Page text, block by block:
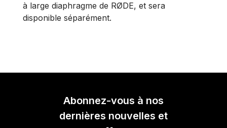
à large diaphragme de RØDE, et sera
disponible séparément.
Abonnez-vous à nos
dernières nouvelles et